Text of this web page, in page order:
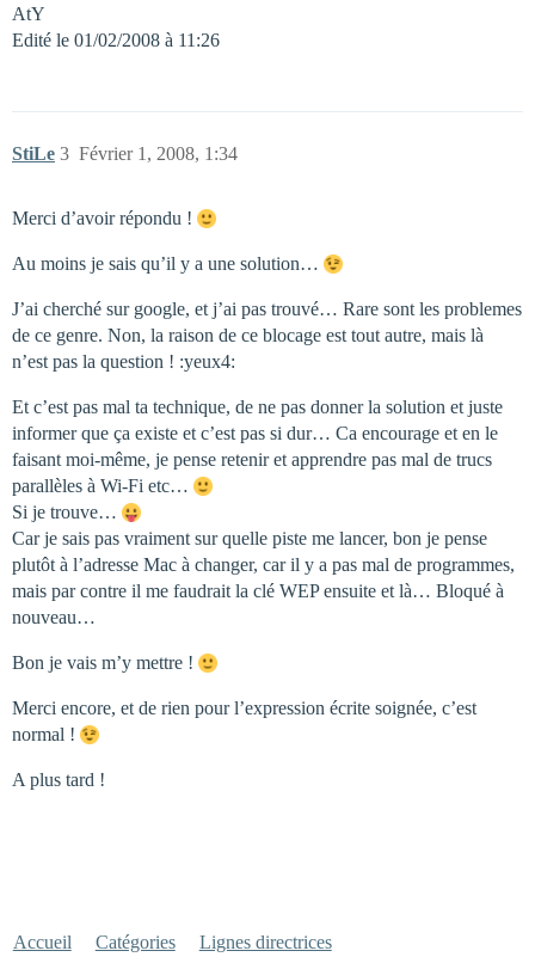
AtY
Edité le 01/02/2008 à 11:26
StiLe Février 1, 2008, 1:34
3
Merci d’avoir répondu !
Au moins je sais qu’il y a une solution…
J’ai cherché sur google, et j’ai pas trouvé… Rare sont les problemes
de ce genre. Non, la raison de ce blocage est tout autre, mais là
n’est pas la question ! :yeux4:
Et c’est pas mal ta technique, de ne pas donner la solution et juste
informer que ça existe et c’est pas si dur… Ca encourage et en le
faisant moi-même, je pense retenir et apprendre pas mal de trucs
parallèles à Wi-Fi etc…
Si je trouve…
Car je sais pas vraiment sur quelle piste me lancer, bon je pense
plutôt à l’adresse Mac à changer, car il y a pas mal de programmes,
mais par contre il me faudrait la clé WEP ensuite et là… Bloqué à
nouveau…
Bon je vais m’y mettre !
Merci encore, et de rien pour l’expression écrite soignée, c’est
normal !
A plus tard !
Accueil Catégories Lignes directrices